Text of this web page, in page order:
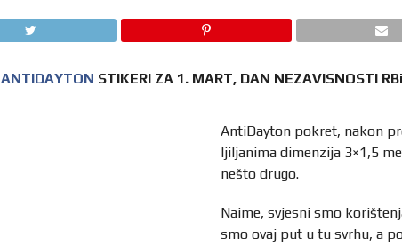
ANTIDAYTON STIKERI ZA 1. MART, DAN NEZAVISNOSTI
AntiDayton pokret, nakon
ljiljanima dimenzija 3×1,5
nešto drugo.
Naime, svjesni smo
smo ovaj put u tu svrhu, a